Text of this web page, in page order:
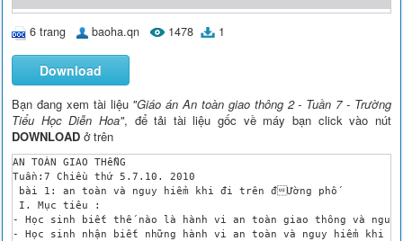
6 trang baoha.qn 1478 1
Download
Bạn đang xem tài liệu "Giáo án An toàn giao thông 2 - Tuần 7 - Trường
Tiểu Học Diễn Hoa", để tải tài liệu gốc về máy bạn click vào nút
DOWNLOAD ở trên
AN TOÀN GIAO THễNG
Tuần:7 Chiều thứ 5.7.10. 2010
bài 1: an toàn và nguy hiểm khi đi trên đƯờng phố
I. Mục tiêu :
- Học sinh biết thế nào là hành vi an toàn giao thông và
- Học sinh nhận biết những hành vi an toàn và nguy hiểm